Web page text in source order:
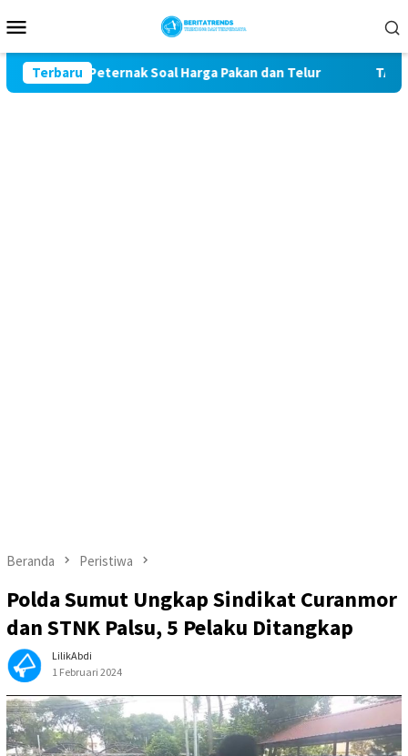
ke
Mobile
Terbaru
Peternak Soal Harga Pakan dan Telur TAK MAU
Beranda Peristiwa
Polda Sumut Ungkap Sindikat Curanmor
dan STNK Palsu, 5 Pelaku Ditangkap
LilikAbdi
1 Februari 2024